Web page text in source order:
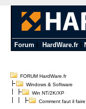
Forum HardWare.fr|
FORUM HardWare.fr
Windows & Software
Win NT/2K/XP
Comment faut il